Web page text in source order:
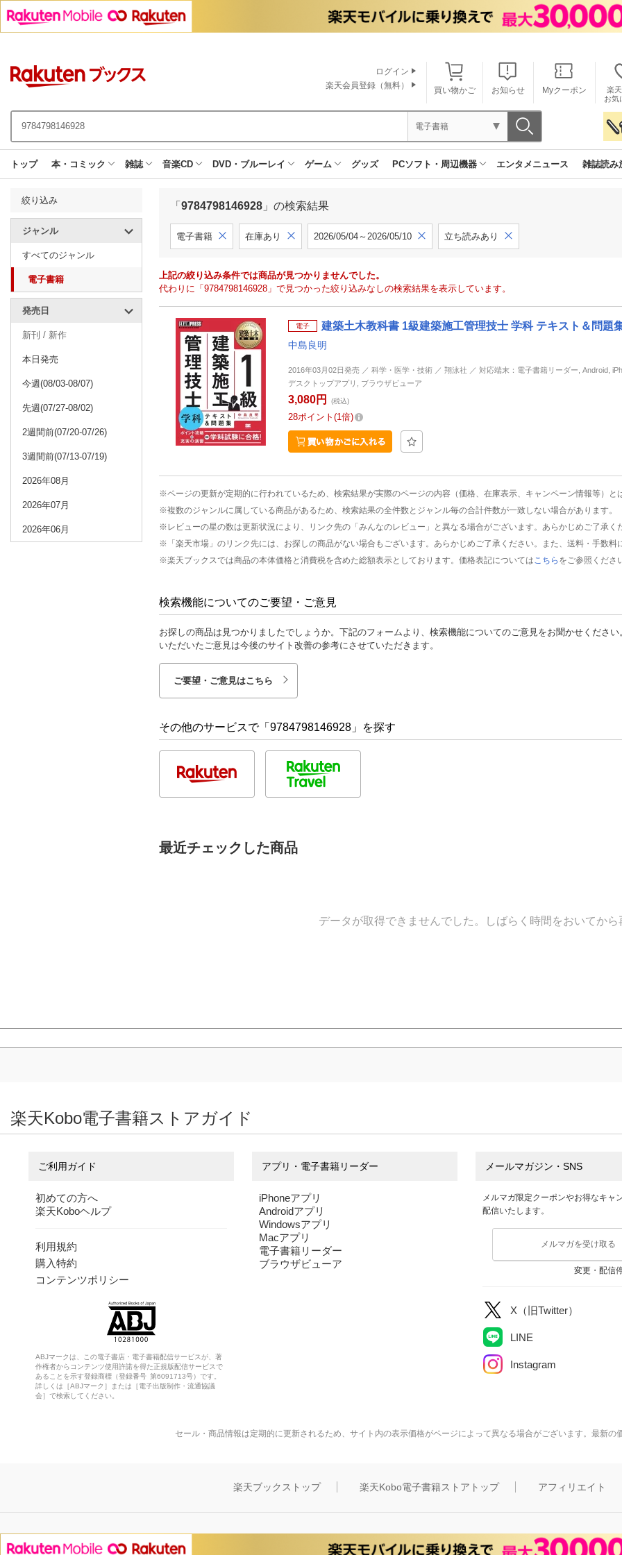
買い物かご お知らせ Myクーポン
楽
お気
ログイン
楽天会員登録（無料）
電子書籍
トップ 本・コミック 雑誌 音楽CD DVD・ブルーレイ ゲーム グッズ PCソフト・周辺機器 エンタメニュース 雑誌読み
絞り込み
ジャンル
すべてのジャンル
電子書籍
発売日
新刊 / 新作
本日発売
今週(08/03-08/07)
先週(07/27-08/02)
2週間前(07/20-07/26)
3週間前(07/13-07/19)
2026年08月
2026年07月
2026年06月
「 9784798146928 」の検索結果
電子書籍 在庫あり 2026/05/04～2026/05/10 立ち読みあり
上記の絞り込み条件では商品が見つかりませんでした。
代わりに「9784798146928」で見つかった絞り込みなしの検索結果を表示しています。
電子 建築土木教科書 1級建築施工管理技士 学科 テキスト＆問題
中島良明
2016年03月02日発売 ／ 科学・医学・技術 ／ 翔泳社 ／ 対応端末：電子書籍リーダー, Android,
デスクトップアプリ, ブラウザビューア
3,080円 (税込)
28ポイント 1倍
※ページの更新が定期的に行われているため、検索結果が実際のページの内容（価格、在庫表示、キャンペーン情報等）と
※複数のジャンルに属している商品があるため、検索結果の全件数とジャンル毎の合計件数が一致しない場合があります。
※レビューの星の数は更新状況により、リンク先の「みんなのレビュー」と異なる場合がございます。あらかじめご了承く
※「楽天市場」のリンク先には、お探しの商品がない場合もございます。あらかじめご了承ください。また、送料・手数料
※楽天ブックスでは商品の本体価格と消費税を含めた総額表示としております。価格表記については こちら をご参照くださ
検索機能についてのご要望・ご意見
お探しの商品は見つかりましたでしょうか。下記のフォームより、検索機能についてのご意見をお聞かせください
いただいたご意見は今後のサイト改善の参考にさせていただきます。
ご要望・ご意見はこちら
その他のサービスで「9784798146928」を探す
最近チェックした商品
データが取得できませんでした。しばらく時間をおいてから
楽天Kobo電子書籍ストアガイド
ご利用ガイド
初めての方へ
楽天Koboヘルプ
利用規約
購入特約
コンテンツポリシー
ABJマークは、この電子書店・電子書籍配信サービスが、著
作権者からコンテンツ使用許諾を得た正規版配信サービスで
あることを示す登録商標（登録番号 第6091713号）です。
詳しくは［ABJマーク］または［電子出版制作・流通協議
会］で検索してください。
アプリ・電子書籍リーダー
iPhoneアプリ
Androidアプリ
Windowsアプリ
Macアプリ
電子書籍リーダー
ブラウザビューア
メールマガジン・SNS
メルマガ限定クーポンやお得なキャ
配信いたします。
メルマガを受け取る
変更・配信
X（旧Twitter）
LINE
Instagram
セール・商品情報は定期的に更新されるため、サイト内の表示価格がページによって異なる場合がございます。最新の
楽天ブックストップ 楽天Kobo電子書籍ストアトップ アフィリエイト